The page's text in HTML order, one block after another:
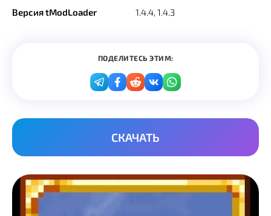
Версия tModLoader
1.4.4, 1.4.3
ПОДЕЛИТЕСЬ ЭТИМ:
СКАЧАТЬ